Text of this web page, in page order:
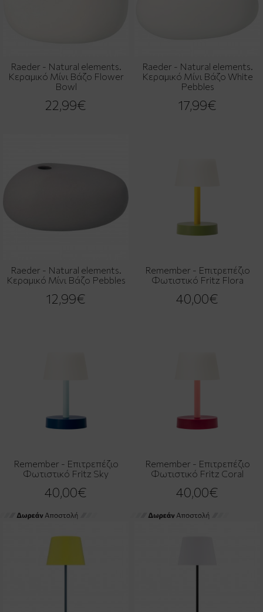
Raeder - Natural elements.
Κεραμικό Μίνι Βάζο Flower
Bowl
22,99€
Raeder - Natural elements.
Κεραμικό Μίνι Βάζο White
Pebbles
17,99€
Raeder - Natural elements.
Κεραμικό Μίνι Βάζο Pebbles
12,99€
Remember - Επιτρεπέζιο
Φωτιστικό Fritz Flora
40,00€
Remember - Επιτρεπέζιο
Φωτιστικό Fritz Sky
40,00€
Remember - Επιτρεπέζιο
Φωτιστικό Fritz Coral
40,00€